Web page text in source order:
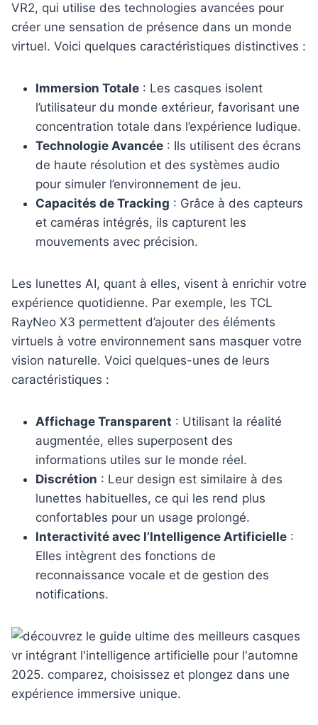
VR2, qui utilise des technologies avancées pour
créer une sensation de présence dans un monde
virtuel. Voici quelques caractéristiques distinctives :
Immersion Totale : Les casques isolent
l’utilisateur du monde extérieur, favorisant une
concentration totale dans l’expérience ludique.
Technologie Avancée : Ils utilisent des écrans
de haute résolution et des systèmes audio
pour simuler l’environnement de jeu.
Capacités de Tracking : Grâce à des capteurs
et caméras intégrés, ils capturent les
mouvements avec précision.
Les lunettes AI, quant à elles, visent à enrichir votre
expérience quotidienne. Par exemple, les TCL
RayNeo X3 permettent d’ajouter des éléments
virtuels à votre environnement sans masquer votre
vision naturelle. Voici quelques-unes de leurs
caractéristiques :
Affichage Transparent : Utilisant la réalité
augmentée, elles superposent des
informations utiles sur le monde réel.
Discrétion : Leur design est similaire à des
lunettes habituelles, ce qui les rend plus
confortables pour un usage prolongé.
Interactivité avec l’Intelligence Artificielle :
Elles intègrent des fonctions de
reconnaissance vocale et de gestion des
notifications.